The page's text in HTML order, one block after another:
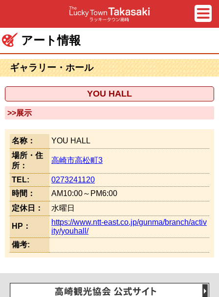
アート情報
ギャラリー・ホール
YOU HALL
>>展示
名称：
YOU HALL
場所・住
所：
高崎市高松町3
TEL:
0273241120
時間：
AM10:00～PM6:00
定休日：
水曜日
HP：
https://www.ntt-east.co.jp/gunma/branch/activ
ity/youhall/
備考: